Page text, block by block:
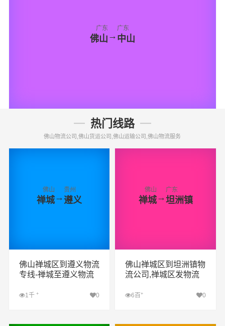
广东
佛山 →
广东
中山
热门线路
佛山物流公司,佛山货运公司,佛山运输公司,佛山物流服务
佛山
禅城→
贵州
遵义
佛山禅城区到遵义物流
专线-禅城至遵义物流
1千 + 0
佛山
禅城→
广东
坦洲镇
佛山禅城区到坦洲镇物
流公司,禅城区发物流
中山坦洲镇物流专线
6百+ 0